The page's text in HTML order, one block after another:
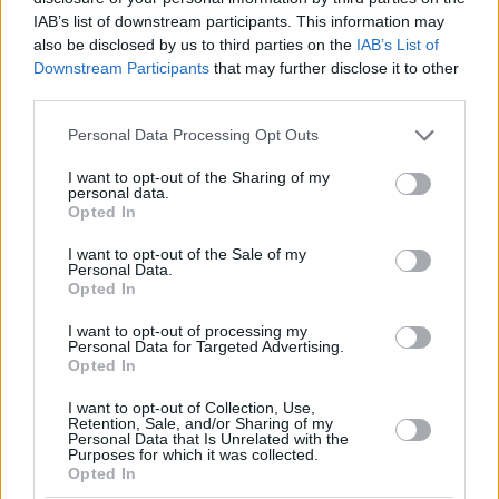
IAB’s list of downstream participants. This information may
also be disclosed by us to third parties on the IAB’s List of
Downstream Participants that may further disclose it to other
Please note that this website/app uses one or more Google
not limited to your visit or usage behaviour. You may click to
grant or deny consent to Google and its third-party tags to
use your data for below specified purposes in below Google
consent section.
Personal Data Processing Opt Outs
I want to opt-out of the Sharing of my
personal data.
Opted In
I want to opt-out of the Sale of my
Personal Data.
Opted In
I want to opt-out of processing my
Personal Data for Targeted Advertising.
Opted In
I want to opt-out of Collection, Use,
Retention, Sale, and/or Sharing of my
Personal Data that Is Unrelated with the
Purposes for which it was collected.
Opted In
Unterdessen sagte Szijjártó, dass mehrere Mitgliedstaaten
erneut auf die Verhängung von Sanktionen gegen die
Atomindustrie gedrängt hätten, die Regierung sich jedoch im
Szijjártó sagte, Ungarn würde die Weiterentwicklung der EU-
Beitrittsgespräche der Ukraine nur dann genehmigen, wenn
Kiew die Rechte der ethnischen ungarischen Gemeinschaft
Er sagte, er habe von einem Teilnehmer des Treffens gehört,
das Minderheitengesetz des Landes bereits genehmigt, fügte
jedoch hinzu, dass das Gremium in dieser Angelegenheit
noch nicht einmal eine Stellungnahme abgegeben habe.
“Die ukrainische Propaganda funktioniert, wenn es um das
Minderheitengesetz geht,”
Szijjártó sagte und fügte hinzu, dass die Realität in einigen
Monaten klar werden werde, wenn ethnische ungarische
Schulen ab dem 1. September nicht mehr in ihrer jetzigen